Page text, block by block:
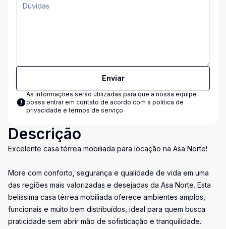
Enviar
As informações serão utilizadas para que a nossa equipe
possa entrar em contato de acordo com a política de
privacidade e termos de serviço
Descrição
Excelente casa térrea mobiliada para locação na Asa Norte!
More com conforto, segurança e qualidade de vida em uma
das regiões mais valorizadas e desejadas da Asa Norte. Esta
belíssima casa térrea mobiliada oferece ambientes amplos,
funcionais e muito bem distribuídos, ideal para quem busca
praticidade sem abrir mão de sofisticação e tranquilidade.